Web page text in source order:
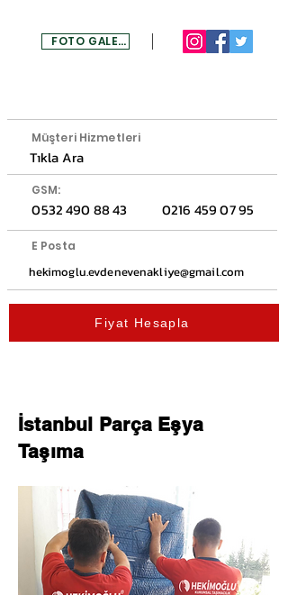
Fiyat Hesapla
GSM:
E Posta
0532 490 88 43
hekimoglu.evdenevenakliye@gmail.com
Müşteri Hizmetleri
Tıkla Ara
FOTO GALERİ
0216 459 07 95
İstanbul Parça Eşya
Taşıma